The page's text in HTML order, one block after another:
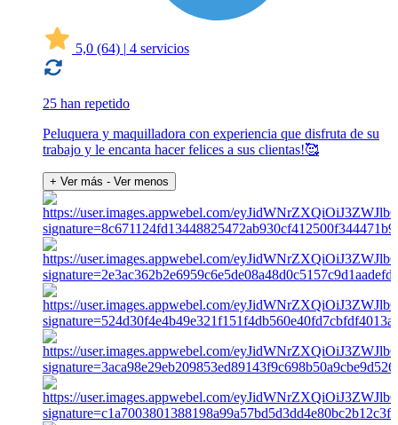
5,0 (64) | 4 servicios
25 han repetido
Peluquera y maquilladora con experiencia que disfruta de su
trabajo y le encanta hacer felices a sus clientas!🥰
+ Ver más - Ver menos